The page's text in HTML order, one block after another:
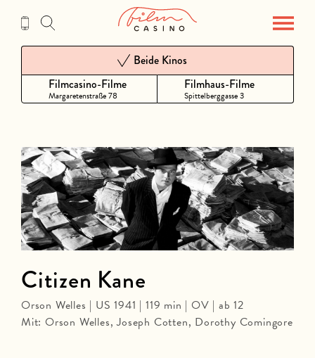
Inhalt
Filmcasino-Filme
Margaretenstraße 78
Beide Kinos
Filmhaus-Filme
Spittelberggasse 3
Citizen Kane
Orson Welles | US 1941 | 119 min | OV | ab 12
Mit: Orson Welles, Joseph Cotten, Dorothy Comingore